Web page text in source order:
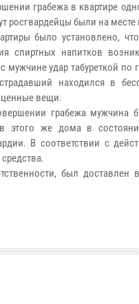
грабежа в квартире
росгвардейцы были на
было установлено,
спиртных напитков
мужчине удар табуреткой по
находился в
ценные вещи.
грабежа мужчина
этого же дома в
В соответствии с
был